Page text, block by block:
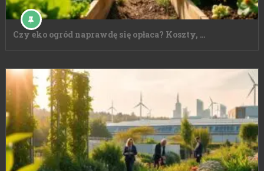
Czy eko ogród naprawdę się opłaca? Koszty, …